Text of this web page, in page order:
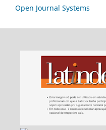
Open Journal Systems